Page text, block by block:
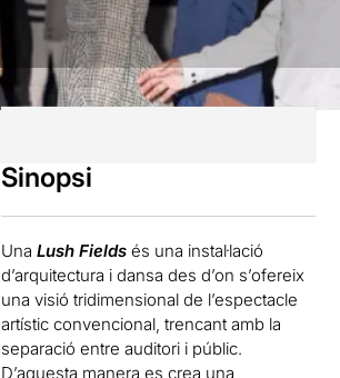
Sinopsi
UnaLush Fields és una instal·lació
d’arquitectura i dansa des d’on s’ofereix
una visió tridimensional de l’espectacle
artístic convencional, trencant amb la
separació entre auditori i públic.
D’aquesta manera es crea una